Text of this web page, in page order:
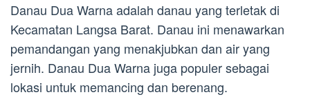
Danau Dua Warna adalah danau yang terletak di
Kecamatan Langsa Barat. Danau ini menawarkan
pemandangan yang menakjubkan dan air yang
jernih. Danau Dua Warna juga populer sebagai
lokasi untuk memancing dan berenang.